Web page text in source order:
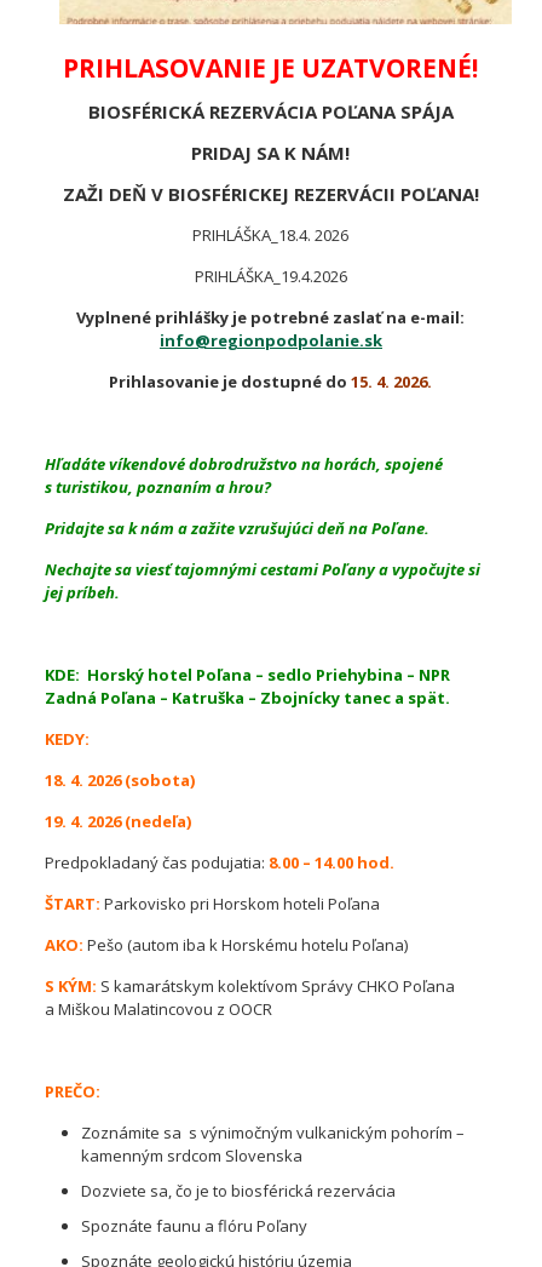
PRIHLASOVANIE JE UZATVORENÉ!
BIOSFÉRICKÁ REZERVÁCIA POĽANA SPÁJA
PRIDAJ SA K NÁM!
ZAŽI DEŇ V BIOSFÉRICKEJ REZERVÁCII POĽANA!
PRIHLÁŠKA_18.4. 2026
PRIHLÁŠKA_19.4.2026
Vyplnené prihlášky je potrebné zaslať na e-mail:
info@regionpodpolanie.sk
Prihlasovanie je dostupné do 15. 4. 2026.
Hľadáte víkendové dobrodružstvo na horách, spojené
s turistikou, poznaním a hrou?
Pridajte sa k nám a zažite vzrušujúci deň na Poľane.
Nechajte sa viesť tajomnými cestami Poľany a vypočujte si
jej príbeh.
KDE: Horský hotel Poľana – sedlo Priehybina – NPR
Zadná Poľana – Katruška – Zbojnícky tanec a spät.
KEDY:
18. 4. 2026 (sobota)
19. 4. 2026 (nedeľa)
Predpokladaný čas podujatia: 8.00 – 14.00 hod.
ŠTART: Parkovisko pri Horskom hoteli Poľana
AKO: Pešo (autom iba k Horskému hotelu Poľana)
S KÝM: S kamarátskym kolektívom Správy CHKO Poľana
a Miškou Malatincovou z OOCR
PREČO:
Zoznámite sa s výnimočným vulkanickým pohorím –
kamenným srdcom Slovenska
Dozviete sa, čo je to biosférická rezervácia
Spoznáte faunu a flóru Poľany
Spoznáte geologickú históriu územia